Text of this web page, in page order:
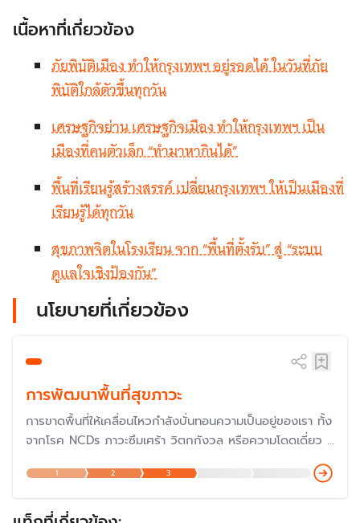
เนื้อหาที่เกี่ยวข้อง
ภัยพิบัติเมือง ทำให้กรุงเทพฯ อยู่รอดได้ ในวันที่ภัย
พิบัติใกล้ตัวขึ้นทุกวัน
เศรษฐกิจย่าน เศรษฐกิจเมือง ทำให้กรุงเทพฯ เป็น
เมืองที่คนตัวเล็ก “ทำมาหากินได้”
พื้นที่เรียนรู้สร้างสรรค์ เปลี่ยนกรุงเทพฯ ให้เป็นเมืองที่
เรียนรู้ได้ทุกวัน
สุขภาพจิตในโรงเรียน จาก “พื้นที่ตั้งรับ” สู่ “ระบบ
ดูแลใจเชิงป้องกัน”
นโยบายที่เกี่ยวข้อง
การพัฒนาพื้นที่สุขภาวะ
การขาดพื้นที่ให้เคลื่อนไหวกำลังบั่นทอนความเป็นอยู่ของเรา ทั้ง
จากโรค NCDs ภาวะซึมเศร้า วิตกกังวล หรือความโดดเดี่ยว ที่
หมายที่ต้องการ คือคำตอบที่จะสร้างคุณภาพชีวิตที่ดีขึ้น และ
เปิดโอกาสให้ทุกคนเข้าถึงการมีสุขภาพดีอย่างเท่าเทียม
1 2 3